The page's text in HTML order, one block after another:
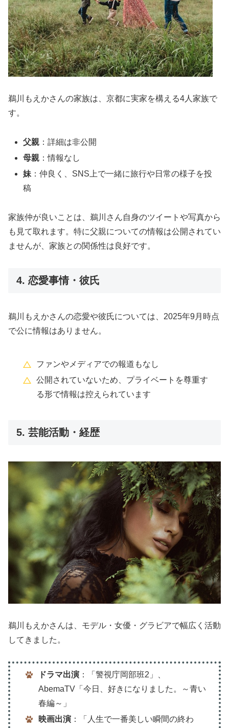
鵜川もえかさんの家族は、京都に実家を構える4人家族で
す。
父親 ：詳細は非公開
母親 ：情報なし
妹 ：仲良く、SNS上で一緒に旅行や日常の様子を投
稿
家族仲が良いことは、鵜川さん自身のツイートや写真から
も見て取れます。特に父親についての情報は公開されてい
ませんが、家族との関係性は良好です。
4. 恋愛事情・彼氏
鵜川もえかさんの恋愛や彼氏については、2025年9月時点
で公に情報はありません。
ファンやメディアでの報道もなし
公開されていないため、プライベートを尊重す
る形で情報は控えられています
5. 芸能活動・経歴
鵜川もえかさんは、モデル・女優・グラビアで幅広く活動
してきました。
ドラマ出演：「警視庁岡部班2」、
AbemaTV「今日、好きになりました。～青い
春編～」
映画出演：「人生で一番美しい瞬間の終わ